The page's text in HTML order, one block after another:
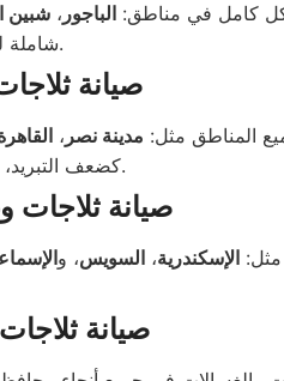
كامل في مناطق: الباجور ، شبين
شاملة للثلاجات والغسالات باستخدام أحدث التقنيات.
صيانة
المناطق مثل: مدينة نصر ،
كضعف التبريد، وأعطال الغسالات مثل توقف العصر أو تسرب المياه.
صيانة
الإسكندرية، السويس، و
صيانة